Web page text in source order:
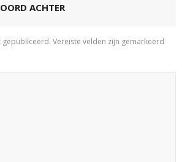
ACHTER
gepubliceerd. Vereiste velden zijn gemarkeerd